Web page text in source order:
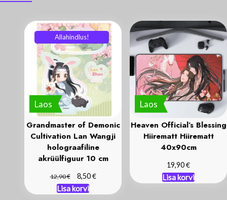
Laos
Allahindlus!
Grandmaster of Demonic
Cultivation Lan Wangji
holograafiline
akrüülfiguur 10 cm
12,90€
Algne
hind
oli:
8,50€Praegune
on:
Lisa korvi
Laos
Heaven Official’s Blessing
Hiirematt Hiirematt
40x90cm
19,90€
Lisa korvi